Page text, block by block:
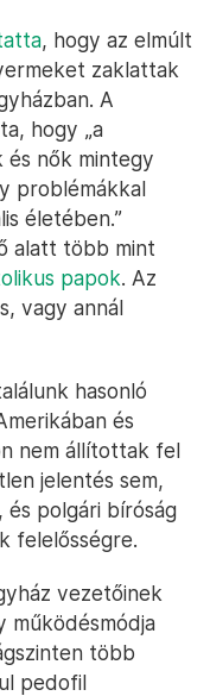
, hogy az elmúlt
zaklattak
A
hogy „a
és nők mintegy
problémákkal
életében.”
alatt több mint
papok. Az
vagy annál
hasonló
és
nem állítottak fel
jelentés sem,
és polgári bíróság
felelősségre.
vezetőinek
működésmódja
több
pedofil